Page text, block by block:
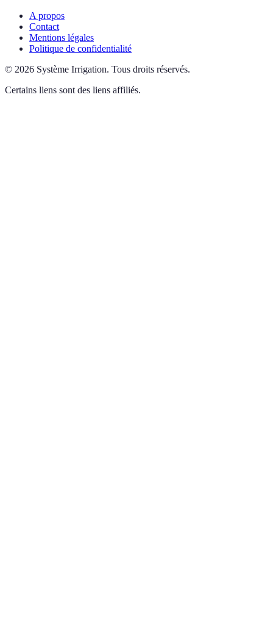
A propos
Contact
Mentions légales
Politique de confidentialité
© 2026 Système Irrigation. Tous droits réservés.
Certains liens sont des liens affiliés.